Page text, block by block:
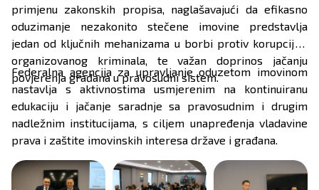
primjenu zakonskih propisa, naglašavajući da efikasno
oduzimanje nezakonito stečene imovine predstavlja
jedan od ključnih mehanizama u borbi protiv korupcije i
organizovanog kriminala, te važan doprinos jačanju
povjerenja građana u pravosudni sistem.
Federalna agencija za upravljanje oduzetom imovinom
nastavlja s aktivnostima usmjerenim na kontinuiranu
edukaciju i jačanje saradnje sa pravosudnim i drugim
nadležnim institucijama, s ciljem unapređenja vladavine
prava i zaštite imovinskih interesa države i građana.